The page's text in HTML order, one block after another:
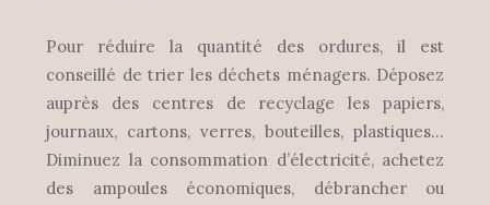
Pour réduire la quantité des ordures, il est
conseillé de trier les déchets ménagers. Déposez
auprès des centres de recyclage les papiers,
journaux, cartons, verres, bouteilles, plastiques…
Diminuez la consommation d’électricité, achetez
des ampoules économiques, débrancher ou